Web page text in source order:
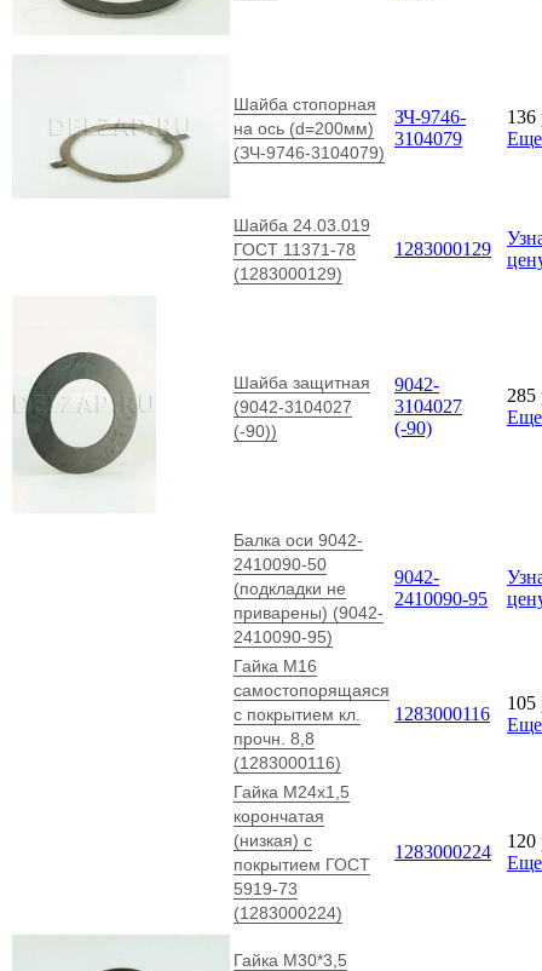
Шайба стопорная
на ось (d=200мм)
(ЗЧ-9746-3104079)
ЗЧ-9746-
3104079
136
Шайба 24.03.019
ГОСТ 11371-78
(1283000129)
1283000129
Шайба защитная
(9042-3104027
(-90))
9042-
3104027
(-90)
285
Балка оси 9042-
2410090-50
(подкладки не
приварены) (9042-
2410090-95)
9042-
2410090-95
Гайка М16
самостопорящаяся
с покрытием кл.
прочн. 8,8
(1283000116)
1283000116
105
Гайка М24х1,5
корончатая
(низкая) с
покрытием ГОСТ
5919-73
(1283000224)
1283000224
120
Гайка М30*3,5